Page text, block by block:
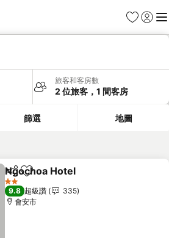
我的最愛
登入 選
旅客和客房數
2 位旅客，1 間客房
篩選 地圖
分享 加入我的最愛
Ngochoa Hotel
2 星級
9.8 超級讚
335
會安市